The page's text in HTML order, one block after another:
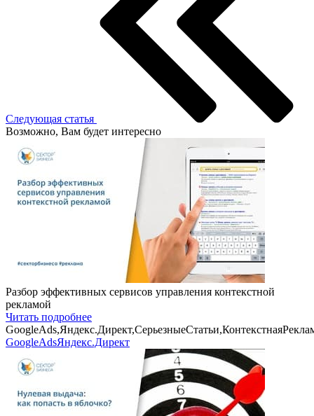
Следующая статья
Возможно, Вам будет интересно
Разбор эффективных сервисов управления контекстной
рекламой
Читать подробнее
GoogleAdsЯндекс.Директ